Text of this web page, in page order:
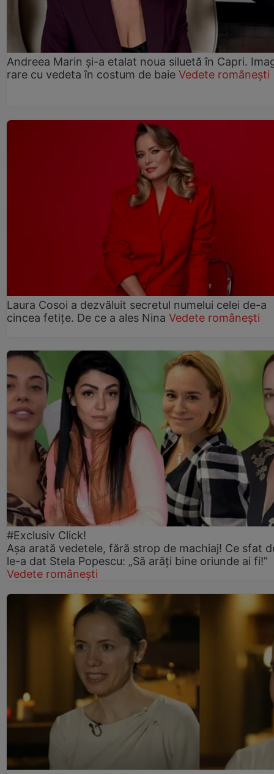
Andreea Marin și-a etalat noua siluetă în Capri.
rare cu vedeta în costum de baie Vedete românești
Laura Cosoi a dezvăluit secretul numelui celei de-a
cincea fetițe. De ce a ales Nina Vedete românești
#Exclusiv Click!
Așa arată vedetele, fără strop de machiaj! Ce sfat
le-a dat Stela Popescu: „Să arăți bine oriunde ai fi!”
Vedete românești